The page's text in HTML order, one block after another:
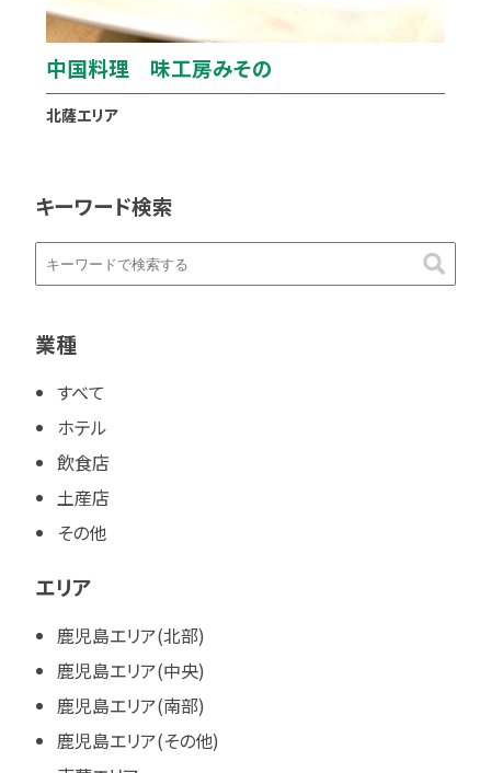
中国料理 味工房みその
北薩エリア
キーワード検索
業種
すべて
ホテル
飲食店
土産店
その他
エリア
鹿児島エリア(北部)
鹿児島エリア(中央)
鹿児島エリア(南部)
鹿児島エリア(その他)